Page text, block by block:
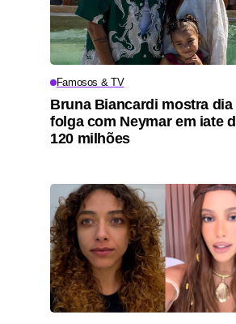
Famosos & TV
Bruna Biancardi mostra dia
folga com Neymar em iate
120 milhões